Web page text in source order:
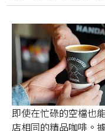
即使在忙碌的空檔也
店相同的精品咖啡。